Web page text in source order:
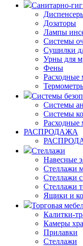
Санитарно-
Дозаторы
Лампы
Системы
Сушилки
Урны для
Фены
Расходные
Системы
Системы
Системы
Расходные
РАСПРОДАЖА
Стеллажи
Навесные
Стеллажи
Стеллажи
Стеллажи
Ящики и
Торговая
Калитки-
Камеры
Прилавки
Стеллажи